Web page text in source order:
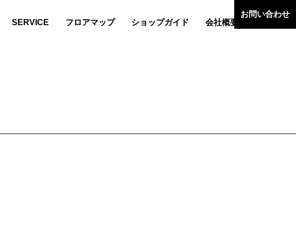
SERVICE フロアマップ ショップガイド 会社概要
お問い合わせ